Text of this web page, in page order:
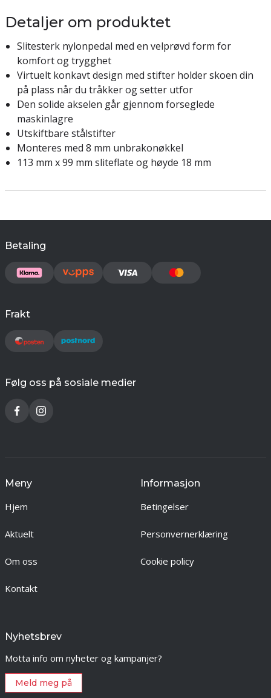
Detaljer om produktet
Slitesterk nylonpedal med en velprøvd form for
komfort og trygghet
Virtuelt konkavt design med stifter holder skoen din
på plass når du tråkker og setter utfor
Den solide akselen går gjennom forseglede
maskinlagre
Utskiftbare stålstifter
Monteres med 8 mm unbrakonøkkel
113 mm x 99 mm sliteflate og høyde 18 mm
Betaling
Frakt
Følg oss på sosiale medier
Meny
Hjem
Aktuelt
Om oss
Kontakt
Informasjon
Betingelser
Personvernerklæring
Cookie policy
Nyhetsbrev
Motta info om nyheter og kampanjer?
Meld meg på